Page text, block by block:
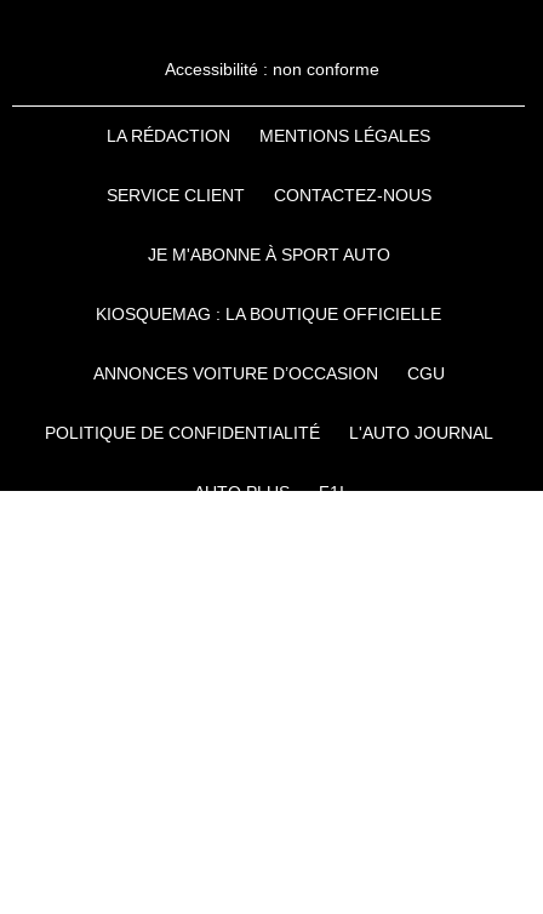
Accessibilité : non conforme
LA RÉDACTION MENTIONS LÉGALES
SERVICE CLIENT CONTACTEZ-NOUS
JE M'ABONNE À SPORT AUTO
KIOSQUEMAG : LA BOUTIQUE OFFICIELLE
ANNONCES VOITURE D’OCCASION CGU
POLITIQUE DE CONFIDENTIALITÉ L'AUTO JOURNAL
AUTO PLUS F1I